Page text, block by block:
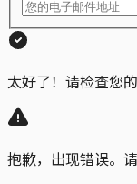
太好了！请检查您
抱歉，出现错误。